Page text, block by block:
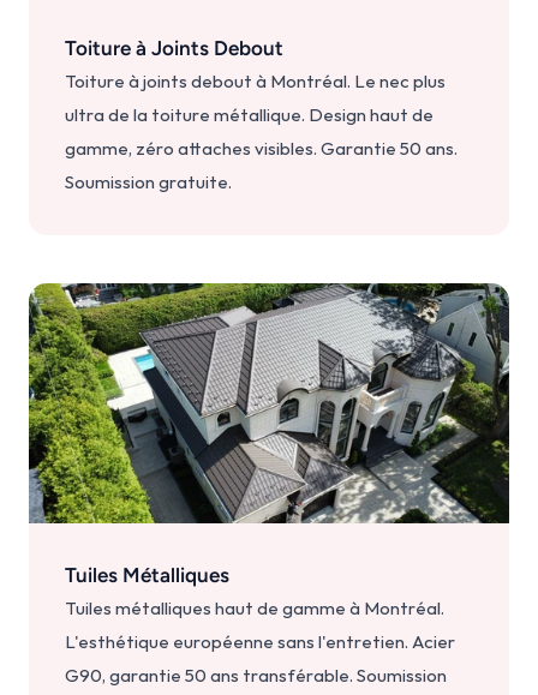
Toiture à Joints Debout
Toiture à joints debout à Montréal. Le nec plus
ultra de la toiture métallique. Design haut de
gamme, zéro attaches visibles. Garantie 50 ans.
Soumission gratuite.
Tuiles Métalliques
Tuiles métalliques haut de gamme à Montréal.
L'esthétique européenne sans l'entretien. Acier
G90, garantie 50 ans transférable. Soumission